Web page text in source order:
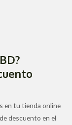
en tu tienda online
descuento en el